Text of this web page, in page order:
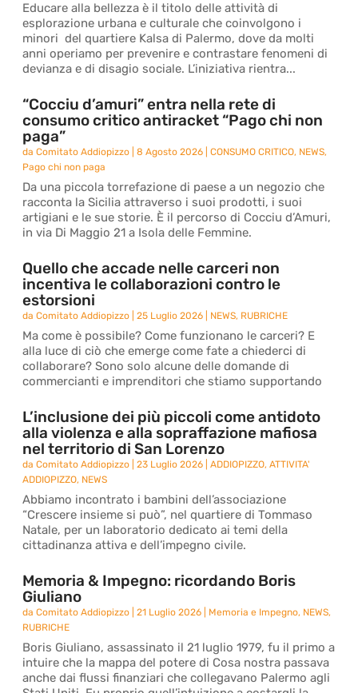
Educare alla bellezza è il titolo delle attività di
esplorazione urbana e culturale che coinvolgono i
minori del quartiere Kalsa di Palermo, dove da molti
anni operiamo per prevenire e contrastare fenomeni di
devianza e di disagio sociale. L’iniziativa rientra...
“Cocciu d’amuri” entra nella rete di
consumo critico antiracket “Pago chi non
paga”
daComitato Addiopizzo |8 Agosto 2026 |CONSUMO CRITICO, NEWS,
Pago chi non paga
Da una piccola torrefazione di paese a un negozio che
racconta la Sicilia attraverso i suoi prodotti, i suoi
artigiani e le sue storie. È il percorso di Cocciu d’Amuri,
in via Di Maggio 21 a Isola delle Femmine.
Quello che accade nelle carceri non
incentiva le collaborazioni contro le
estorsioni
daComitato Addiopizzo |25 Luglio 2026 NEWS, RUBRICHE
Ma come è possibile? Come funzionano le carceri? E
alla luce di ciò che emerge come fate a chiederci di
collaborare? Sono solo alcune delle domande di
commercianti e imprenditori che stiamo supportando
L’inclusione dei più piccoli come antidoto
alla violenza e alla sopraffazione mafiosa
nel territorio di San Lorenzo
daComitato Addiopizzo |23 Luglio 2026 |ADDIOPIZZO,ATTIVITA'
ADDIOPIZZO, NEWS
Abbiamo incontrato i bambini dell’associazione
“Crescere insieme si può”, nel quartiere di Tommaso
Natale, per un laboratorio dedicato ai temi della
cittadinanza attiva e dell’impegno civile.
Memoria & Impegno: ricordando Boris
Giuliano
daComitato Addiopizzo |21 Luglio 2026 Memoria e Impegno, NEWS,
RUBRICHE
Boris Giuliano, assassinato il 21 luglio 1979, fu il primo a
intuire che la mappa del potere di Cosa nostra passava
anche dai flussi finanziari che collegavano Palermo agli